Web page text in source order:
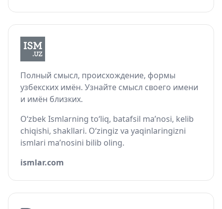
Полный смысл, происхождение, формы
узбекских имён. Узнайте смысл своего имени
и имён близких.
O‘zbek Ismlarning to‘liq, batafsil ma’nosi, kelib
chiqishi, shakllari. O‘zingiz va yaqinlaringizni
ismlari ma’nosini bilib oling.
ismlar.com